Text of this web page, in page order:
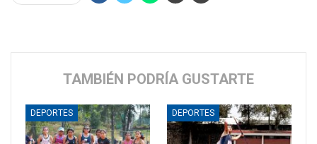
TAMBIÉN PODRÍA GUSTARTE
DEPORTES DEPORTES